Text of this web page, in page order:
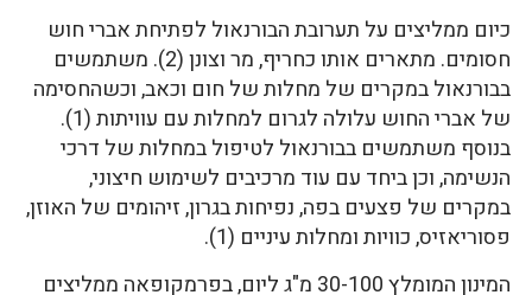
כיום ממליצים על תערובת הבורנאול לפתיחת אברי חוש
חסומים. מתארים אותו כחריף, מר וצונן (2). משתמשים
בבורנאול במקרים של מחלות של חום וכאב, וכשהחסימה
של אברי החוש עלולה לגרום למחלות עם עוויתות (1).
בנוסף משתמשים בבורנאול לטיפול במחלות של דרכי
הנשימה, וכן ביחד עם עוד מרכיבים לשימוש חיצוני,
במקרים של פצעים בפה, נפיחות בגרון, זיהומים של האוזן,
פסוריאזיס, כוויות ומחלות עיניים (1).
המינון המומלץ 30-100 מ"ג ליום, בפרמקופאה ממליצים